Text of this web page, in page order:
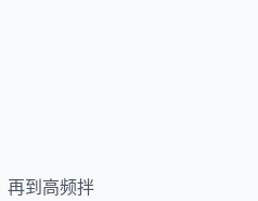
再到高频拌